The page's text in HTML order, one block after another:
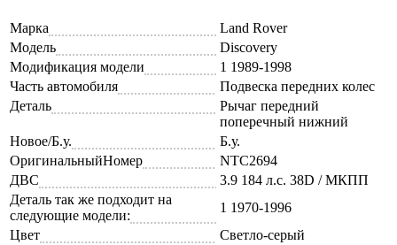
Марка
Land Rover
Модель
Discovery
Модификация модели
1 1989-1998
Часть автомобиля
Подвеска передних колес
Деталь
Рычаг передний
поперечный нижний
Новое/Б.у.
Б.у.
ОригинальныйНомер
NTC2694
ДВС
3.9 184 л.с. 38D / МКПП
Деталь так же подходит на
следующие модели:
1 1970-1996
Цвет
Светло-серый